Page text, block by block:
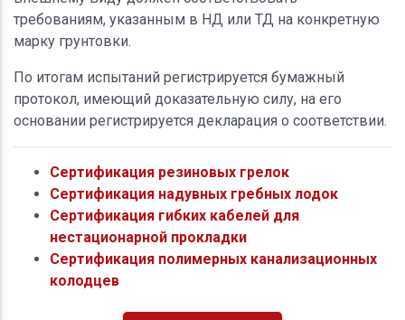
требованиям, указанным в НД или ТД на конкретную
марку грунтовки.
По итогам испытаний регистрируется бумажный
протокол, имеющий доказательную силу, на его
основании регистрируется декларация о соответствии.
Сертификация резиновых грелок
Сертификация надувных гребных лодок
Сертификация гибких кабелей для
нестационарной прокладки
Сертификация полимерных канализационных
колодцев